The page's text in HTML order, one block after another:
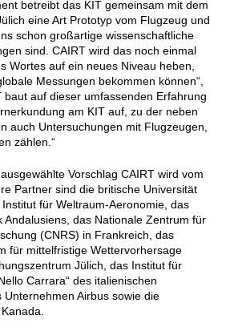
betreibt das KIT gemeinsam mit dem
eine Art Prototyp vom Flugzeug und
schon großartige wissenschaftliche
sind. CAIRT wird das noch einmal
Wortes auf ein neues Niveau heben,
Messungen bekommen können“,
baut auf dieser umfassenden Erfahrung
am KIT auf, zu der neben
auch Untersuchungen mit Flugzeugen,
zählen.“
Vorschlag CAIRT wird vom
Partner sind die britische Universität
für Weltraum-Aeronomie, das
Andalusiens, das Nationale Zentrum für
(CNRS) in Frankreich, das
für mittelfristige Wettervorhersage
Jülich, das Institut für
Carrara“ des italienischen
Airbus sowie die